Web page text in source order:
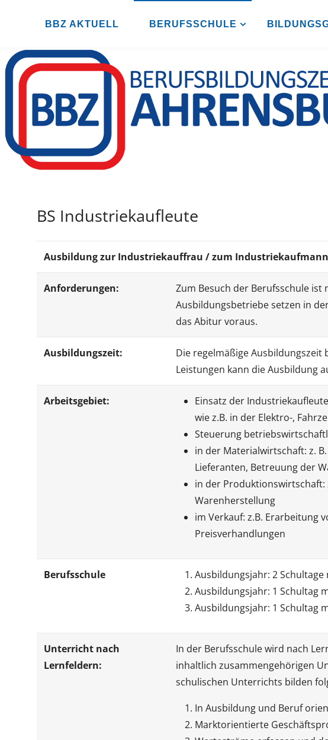
BZ
A
R
S
UR
BBZ AKTUELL BERUFSSCHULE
BS Industriekaufleute
Ausbildung zur Industriekauffrau / zum Industriekaufmann
Anforderungen:
Zum Besuch der Berufsschule
Ausbildungsbetriebe setzen in
das Abitur voraus.
Ausbildungszeit:
Die regelmäßige
Leistungen kann die Ausbildung
Arbeitsgebiet:
Einsatz der
wie z.B. in der Elektro-,
Steuerung
in der Materialwirtschaft: z.
Lieferanten, Betreuung der
in der Produktionswirtschaft:
Warenherstellung
im Verkauf: z.B. Erarbeitung
Preisverhandlungen
Berufsschule
Ausbildungsjahr: 2
Ausbildungsjahr: 1 Schultag
Ausbildungsjahr: 1 Schultag
Unterricht nach
Lernfeldern:
In der Berufsschule wird nach
inhaltlich zusammengehörigen
schulischen Unterrichts bilden
In Ausbildung und Beruf
Marktorientierte